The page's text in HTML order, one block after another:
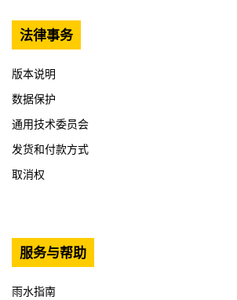
法律事务
版本说明
数据保护
通用技术委员会
发货和付款方式
取消权
服务与帮助
雨水指南